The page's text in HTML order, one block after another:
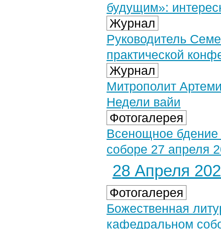
будущим»:
Журнал
Руководитель
практической
Журнал
Митрополит
Недели вайи
Фотогалерея
Всенощное
соборе 27 апреля
28 Апреля
Фотогалерея
Божественная
кафедральном